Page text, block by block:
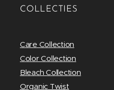
COLLECTIES
Care Collection
Color Collection
Bleach Collection
Organic Twist